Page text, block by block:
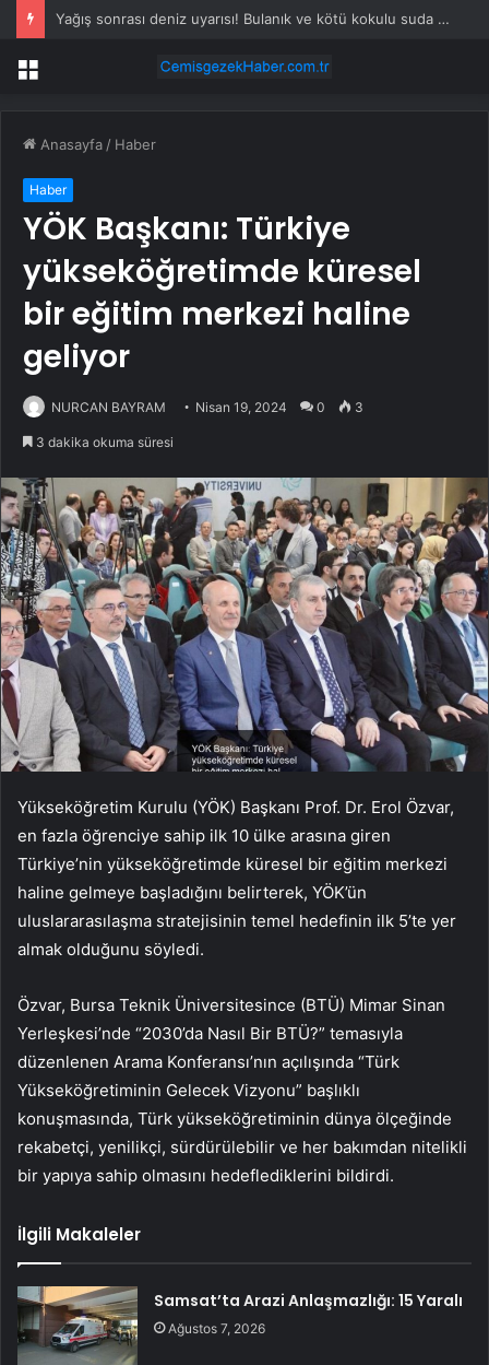
Yağış sonrası deniz uyarısı! Bulanık ve kötü kokulu suda yüzmeyin
Menü
Anasayfa / Haber
Haber
YÖK Başkanı: Türkiye
yükseköğretimde küresel
bir eğitim merkezi haline
geliyor
NURCAN BAYRAM Nisan 19, 2024 0 3
3 dakika okuma süresi
Yükseköğretim Kurulu (YÖK) Başkanı Prof. Dr. Erol Özvar,
en fazla öğrenciye sahip ilk 10 ülke arasına giren
Türkiye’nin yükseköğretimde küresel bir eğitim merkezi
haline gelmeye başladığını belirterek, YÖK’ün
uluslararasılaşma stratejisinin temel hedefinin ilk 5’te yer
almak olduğunu söyledi.
Özvar, Bursa Teknik Üniversitesince (BTÜ) Mimar Sinan
Yerleşkesi’nde “2030’da Nasıl Bir BTÜ?” temasıyla
düzenlenen Arama Konferansı’nın açılışında “Türk
Yükseköğretiminin Gelecek Vizyonu” başlıklı
konuşmasında, Türk yükseköğretiminin dünya ölçeğinde
rekabetçi, yenilikçi, sürdürülebilir ve her bakımdan nitelikli
bir yapıya sahip olmasını hedeflediklerini bildirdi.
İlgili Makaleler
Samsat’ta Arazi Anlaşmazlığı: 15 Yaralı
Ağustos 7, 2026